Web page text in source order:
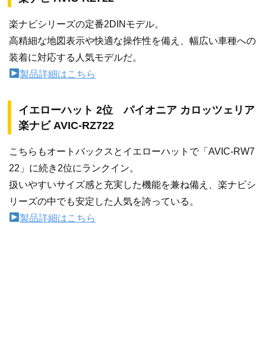
楽ナビシリーズの定番2DINモデル。
高精細な地図表示や快適な操作性を備え、幅広い車種への
装着に対応する人気モデルだ。
製品詳細はこちら
イエローハット 2位 パイオニア カロッツェリア
楽ナビ AVIC-RZ722
こちらもオートバックスとイエローハットで「AVIC-RW7
22」に続き2位にランクイン。
扱いやすいサイズ感と充実した機能を兼ね備え、楽ナビシ
リーズの中でも安定した人気を誇っている。
製品詳細はこちら